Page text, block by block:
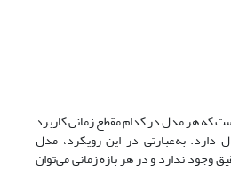
که هر مدل در کدام مقطع زمانی کاربرد
دارد. به‌عبارتی در این رویکرد، مدل
وجود ندارد و در هر بازه زمانی می‌توان